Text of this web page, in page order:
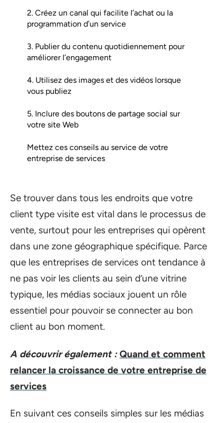
2. Créez un canal qui facilite l’achat ou la
programmation d’un service
3. Publier du contenu quotidiennement pour
améliorer l’engagement
4. Utilisez des images et des vidéos lorsque
vous publiez
5. Inclure des boutons de partage social sur
votre site Web
Mettez ces conseils au service de votre
entreprise de services
Se trouver dans tous les endroits que votre
client type visite est vital dans le processus de
vente, surtout pour les entreprises qui opèrent
dans une zone géographique spécifique. Parce
que les entreprises de services ont tendance à
ne pas voir les clients au sein d’une vitrine
typique, les médias sociaux jouent un rôle
essentiel pour pouvoir se connecter au bon
client au bon moment.
A découvrir également : Quand et comment
relancer la croissance de votre entreprise de
services
En suivant ces conseils simples sur les médias